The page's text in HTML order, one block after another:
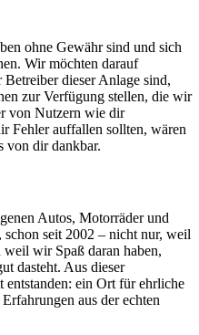
ohne Gewähr sind und sich
Wir möchten darauf
dieser Anlage sind,
zur Verfügung stellen, die wir
von Nutzern wie dir
Fehler auffallen sollten, wären
von dir dankbar.
Autos, Motorräder und
seit 2002 – nicht nur, weil
wir Spaß daran haben,
dasteht. Aus dieser
entstanden: ein Ort für ehrliche
aus der echten